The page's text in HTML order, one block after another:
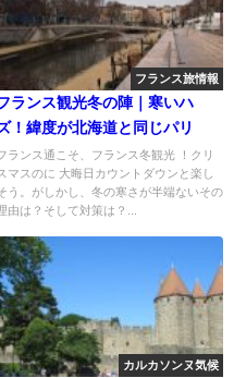
フランス旅情報
ランス観光冬の陣｜寒いハ
！緯度が北海道と同じパリ
ランス通こそ、フランス冬観光 ！クリ
マスのに 大晦日カウントダウンと楽し
う。がしかし、冬の寒さが半端ないその
由は？そして対策は？...
カルカソンヌ気候